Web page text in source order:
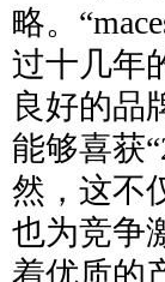
略。
过十几年
良好的品
能够喜获
然，这不
也为竞争
着优质的